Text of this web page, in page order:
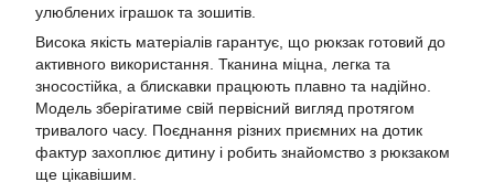
улюблених іграшок та зошитів.
Висока якість матеріалів гарантує, що рюкзак готовий до
активного використання. Тканина міцна, легка та
зносостійка, а блискавки працюють плавно та надійно.
Модель зберігатиме свій первісний вигляд протягом
тривалого часу. Поєднання різних приємних на дотик
фактур захоплює дитину і робить знайомство з рюкзаком
ще цікавішим.